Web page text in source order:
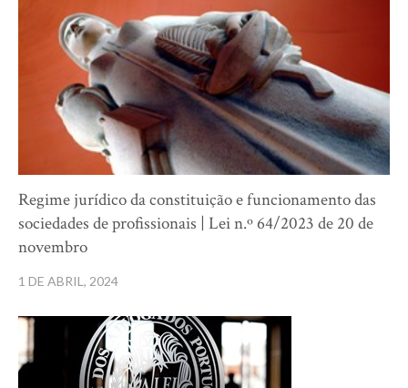
Regime jurídico da constituição e funcionamento das
sociedades de profissionais | Lei n.º 64/2023 de 20 de
novembro
1 DE ABRIL, 2024